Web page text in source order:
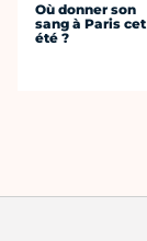
Où donner son
sang à Paris cet
été ?